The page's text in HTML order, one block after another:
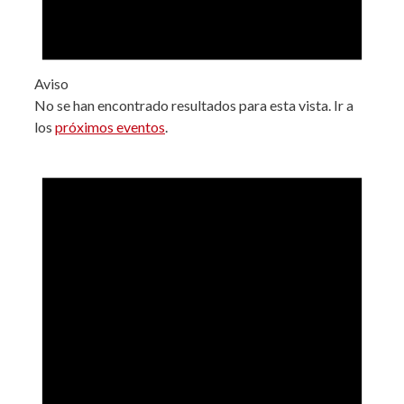
Aviso
No se han encontrado resultados para esta vista. Ir a
los próximos eventos.